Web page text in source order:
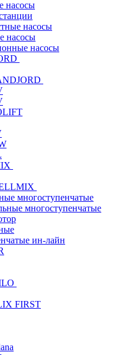
насосы
насосы
насосы
насосы
многоступенчатые
многоступенчатые
ин-лайн
FIRST